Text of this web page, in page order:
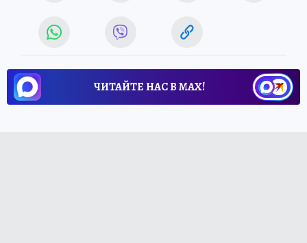
ЧИТАЙТЕ НАС В МАХ!